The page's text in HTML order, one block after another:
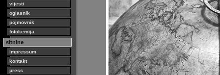
vijesti
oglasnik
pojmovnik
fotokemija
sitnine
impressum
kontakt
press